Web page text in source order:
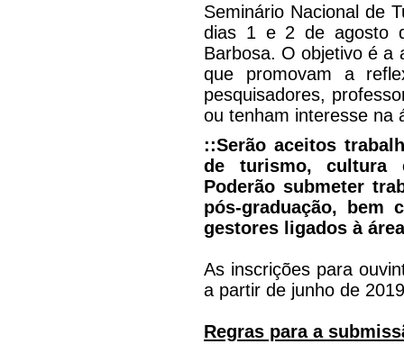
Seminário Nacional de
dias 1 e 2 de agosto
Barbosa. O objetivo é a
que promovam a
pesquisadores,
ou tenham interesse na
::Serão aceitos
de turismo, cultura
Poderão submeter
pós-graduação, bem
gestores ligados à
As inscrições para
a partir de junho de
Regras para a